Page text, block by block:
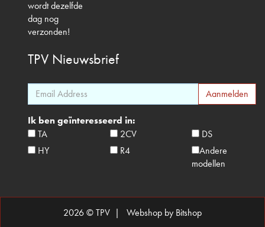
wordt dezelfde
dag nog
verzonden!
TPV Nieuwsbrief
Ik ben geïnteresseerd in:
TA
2CV
DS
HY
R4
Andere
modellen
2026 © TPV | Webshop by Bitshop